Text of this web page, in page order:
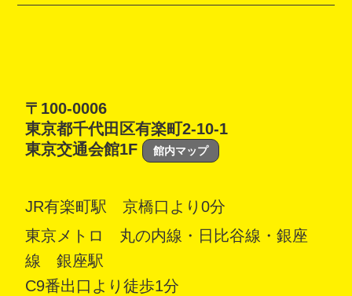
〒100-0006
東京都千代田区有楽町2-10-1
東京交通会館1F
館内マップ
JR有楽町駅 京橋口より0分
東京メトロ 丸の内線・日比谷線・銀座
線 銀座駅
C9番出口より徒歩1分